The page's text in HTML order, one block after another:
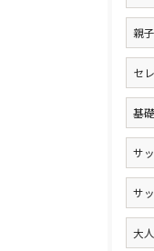
親
セ
基礎
サ
サ
大